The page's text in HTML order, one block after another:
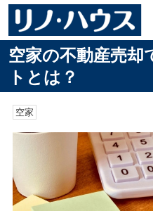
空家の不動産売却
トとは？
空家